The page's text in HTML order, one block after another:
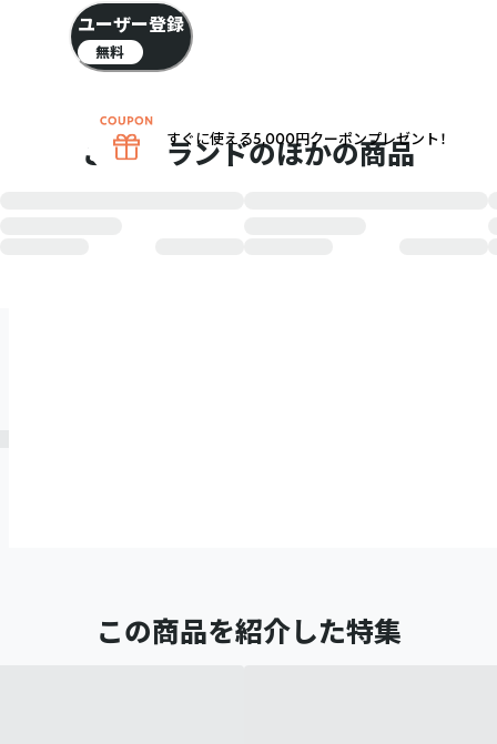
このブランドのほかの商品
この商品を紹介した特集
ユーザー登録
無料
すぐに使える5,000円クーポンプレゼント！